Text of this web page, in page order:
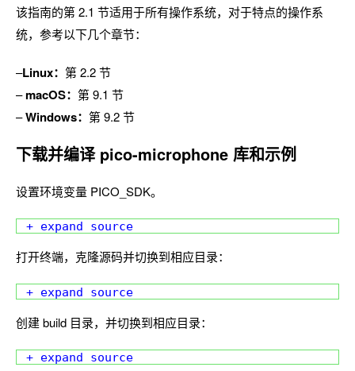
该指南的第 2.1 节适用于所有操作系统，对于特点的操作系
统，参考以下几个章节：
–Linux： 第 2.2 节
–macOS： 第 9.1 节
–Windows： 第 9.2 节
下载并编译 pico-microphone 库和示例
设置环境变量 PICO_SDK。
+ expand source
打开终端，克隆源码并切换到相应目录：
+ expand source
创建 build 目录，并切换到相应目录：
+ expand source